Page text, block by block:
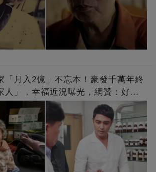
「月入2億」不忘本！豪發千萬年終
人」，幸福近況曝光，網贊：好老